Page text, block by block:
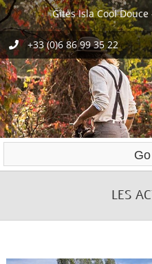
Skip
to
content
Gîtes Isla Cool
+33 (0)6 86 99 35 22
LES